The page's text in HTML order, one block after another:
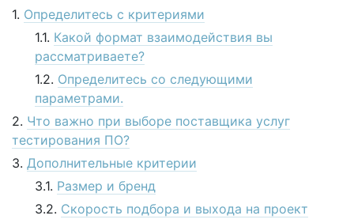
Определитесь с критериями
Какой формат взаимодействия вы
рассматриваете?
Определитесь со следующими
параметрами.
Что важно при выборе поставщика услуг
тестирования ПО?
Дополнительные критерии
Размер и бренд
Скорость подбора и выхода на проект